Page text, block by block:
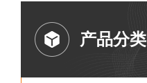
产品分类